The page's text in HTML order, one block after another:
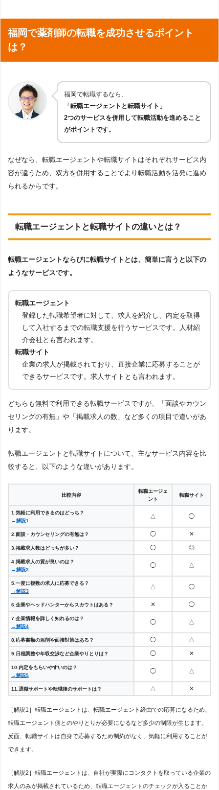
福岡で薬剤師の転職を成功させるポイント
は？
福岡で転職するなら、
「転職エージェントと転職サイト」
2つのサービスを併用して転職活動を進めること
がポイントです。
なぜなら、転職エージェントや転職サイトはそれぞれサービス内
容が違うため、双方を併用することでより転職活動を活発に進め
られるからです。
転職エージェントと転職サイトの違いとは？
転職エージェントならびに転職サイトとは、簡単に言うと以下の
ようなサービスです。
転職エージェント
登録した転職希望者に対して、求人を紹介し、内定を取得
して入社するまでの転職支援を行うサービスです。人材紹
介会社とも言われます。
転職サイト
企業の求人が掲載されており、直接企業に応募することが
できるサービスです。求人サイトとも言われます。
どちらも無料で利用できる転職サービスですが、「面談やカウン
セリングの有無」や「掲載求人の数」など多くの項目で違いがあ
ります。
転職エージェントと転職サイトについて、主なサービス内容を比
較すると、以下のような違いがあります。
比較内容
転職エージェ
ント
転職サイト
1.気軽に利用できるのはどっち？
→解説1
△ ◯
2.面談・カウンセリングの有無は？ ◯ ✕
3.掲載求人数はどっちが多い？ ◯ ◎
4.掲載求人の質が良いのは？
→解説2
◯ △
5.一度に複数の求人に応募できる？
→解説3
△ ◯
6.企業やヘッドハンターからスカウトはある？ ✕ ◯
7.企業情報を詳しく知れるのは？
→解説4
◯ △
8.応募書類の添削や面接対策はある？ ◯ △
9.日程調整や年収交渉など企業やりとりは？ ◯ ✕
10.内定をもらいやすいのは？
→解説5
◯ △
11.退職サポートや転職後のサポートは？ △ ✕
［解説1］転職エージェントは、転職エージェント経由での応募になるため、
転職エージェント側とのやりとりが必要になるなど多少の制限が生じます。
反面、転職サイトは自身で応募するため制約がなく、気軽に利用することが
できます。
［解説2］転職エージェントは、自社が実際にコンタクトを取っている企業の
求人のみが掲載されているため、転職エージェントのチェックが入ることか